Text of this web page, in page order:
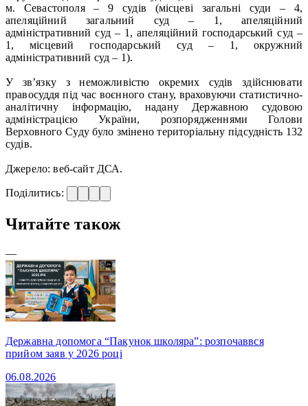
м. Севастополя – 9 судів (місцеві загальні суди – 4,
апеляційний загальний суд – 1, апеляційний
адміністративний суд – 1, апеляційний господарський суд –
1, місцевий господарський суд – 1, окружний
адміністративний суд – 1).
У зв’язку з неможливістю окремих судів здійснювати
правосуддя під час воєнного стану, враховуючи статистично-
аналітичну інформацію, надану Державною судовою
адміністрацією України, розпорядженнями Голови
Верховного Суду було змінено територіальну підсудність 132
судів.
Джерело: веб-сайт ДСА.
Поділитись:
Читайте також
—
Державна допомога “Пакунок школяра”: розпочаввся
прийом заяв у 2026 році
06.08.2026